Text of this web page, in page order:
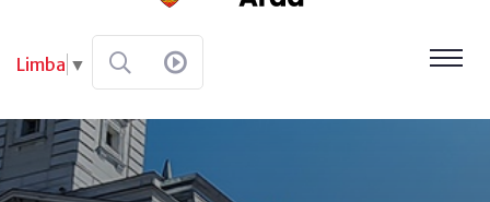
Limba ▼